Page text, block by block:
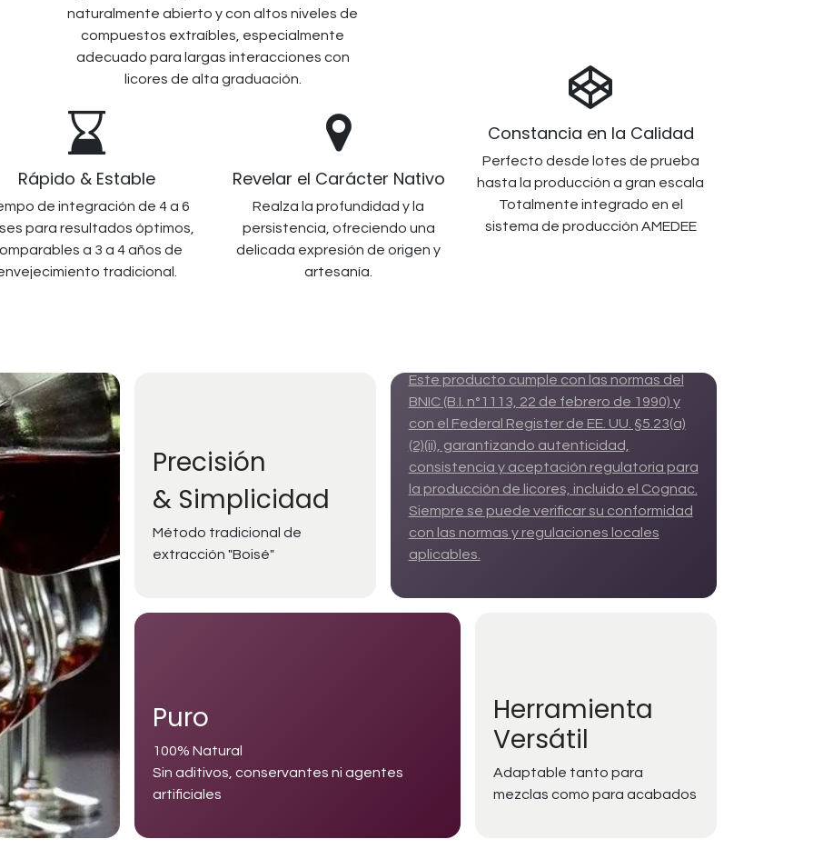
Constancia en la Calidad
Perfecto desde lotes de prueba
hasta la producción a gran escala
Totalmente integrado en el
sistema de producción AMEDEE
naturalmente abierto y con altos niveles de
compuestos extraíbles, especialmente
adecuado para largas interacciones con
licores de alta graduación.
Rápido & Estable
de integración de 4 a 6
para resultados óptimos,
a 3 a 4 años de
tradicional.
Revelar el Carácter Nativo
Realza la profundidad y la
persistencia, ofreciendo una
delicada expresión de origen y
artesanía.
Precisión
& Simplicidad
Método tradicional de
extracción "Boisé"
Este producto cumple con las normas del
BNIC (B.I. n°1113, 22 de febrero de 1990) y
con el Federal Register de EE. UU. §5.23(a)
(2)(ii), garantizando autenticidad,
consistencia y aceptación regulatoria para
la producción de licores, incluido el Cognac.
Siempre se puede verificar su conformidad
con las normas y regulaciones locales
aplicables.
Puro
100% Natural
Sin aditivos, conservantes ni agentes
artificiales
Herramienta
Versátil
Adaptable tanto para
mezclas como para acabados